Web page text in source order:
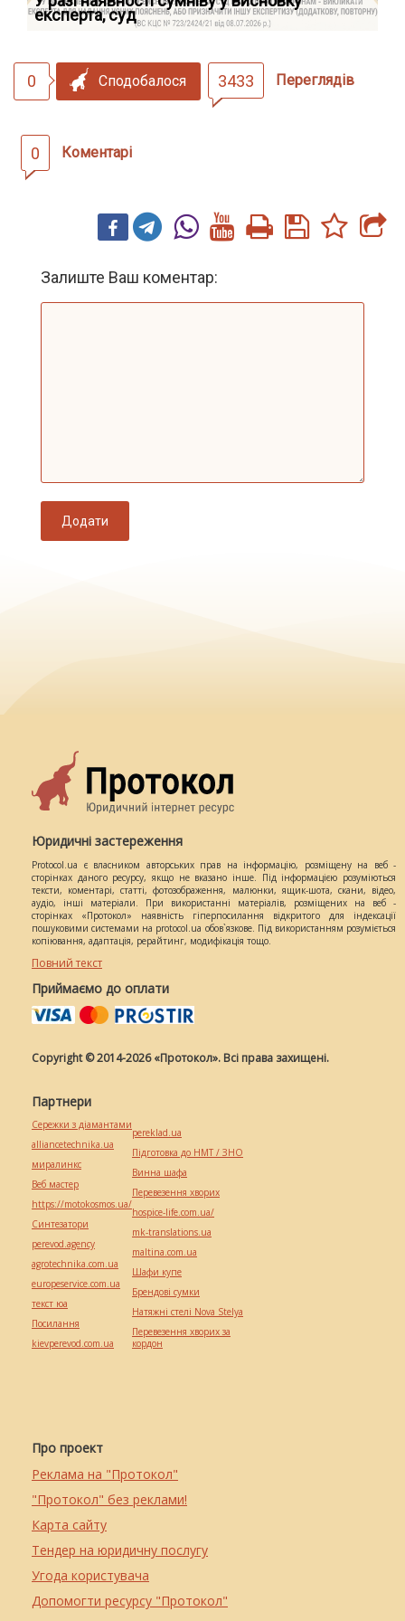
експерта, суд
0 Сподобалося 3433 Переглядів
0 Коментарі
Залиште Ваш коментар:
Додати
Юридичні застереження
Protocol.ua є власником авторських прав на інформацію, розміщену на веб -
сторінках даного ресурсу, якщо не вказано інше. Під інформацією розуміються
тексти, коментарі, статті, фотозображення, малюнки, ящик-шота, скани, відео,
аудіо, інші матеріали. При використанні матеріалів, розміщених на веб -
сторінках «Протокол» наявність гіперпосилання відкритого для індексації
пошуковими системами на protocol.ua обов`язкове. Під використанням розуміється
копіювання, адаптація, рерайтинг, модифікація тощо.
Повний текст
Приймаємо до оплати
Copyright © 2014-2026 «Протокол». Всі права захищені.
Про проект
Реклама на "Протокол"
"Протокол" без реклами!
Карта сайту
Тендер на юридичну послугу
Угода користувача
Допомогти ресурсу "Протокол"
Партнери
Сережки з діамантами
alliancetechnika.ua
миралинкс
Веб мастер
https://motokosmos.ua/
Синтезатори
perevod.agency
agrotechnika.com.ua
europeservice.com.ua
текст юа
Посилання
kievperevod.com.ua
pereklad.ua
Підготовка до НМТ / ЗНО
Винна шафа
Перевезення хворих
hospice-life.com.ua/
mk-translations.ua
maltina.com.ua
Шафи купе
Брендові сумки
Натяжні стелі Nova Stelya
Перевезення хворих за
кордон